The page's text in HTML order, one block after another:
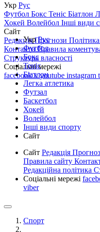
Укр Рус
Футбол Бокс Теніс Біатлон
Хокей Волейбол Інші види
Сайт
РедакціяПрогнози
КонтактиПравила
Структура власності
Соціальні мережі
facebookxyoutube instagram
УкрРус
Футбол
Бокс
Теніс
Біатлон
Легка атлетика
Футзал
Баскетбол
Хокей
Волейбол
Інші види спорту
Сайт
Сайт Редакція
Правила сайту
Редакційна політика
Соціальні мережі
viber
Спорт